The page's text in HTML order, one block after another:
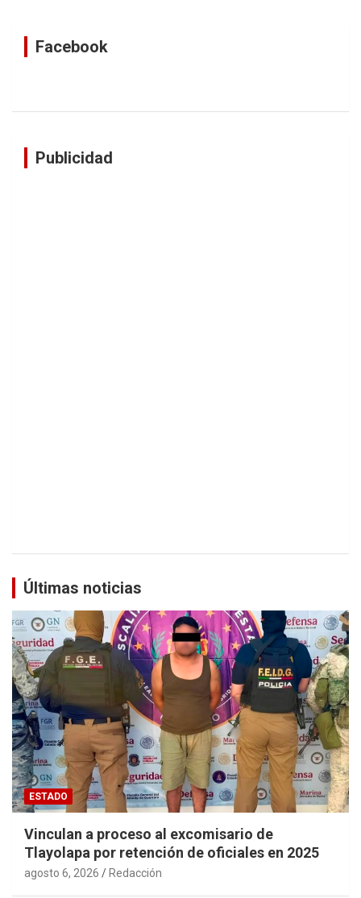
Facebook
Publicidad
Últimas noticias
ESTADO
Vinculan a proceso al excomisario de
Tlayolapa por retención de oficiales en 2025
agosto 6, 2026 Redacción